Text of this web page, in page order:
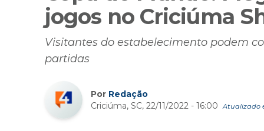
jogos no Criciúma
Visitantes do estabelecimento podem
partidas
Por Redação
Criciúma, SC, 22/11/2022 - 16:00
Atualizado